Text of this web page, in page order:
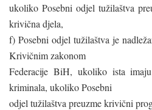
ukoliko Posebni odjel tužilaštva
krivična djela,
f) Posebni odjel tužilaštva je
Krivičnim zakonom
Federacije BiH, ukoliko ista
kriminala, ukoliko Posebni
odjel tužilaštva preuzme krivični